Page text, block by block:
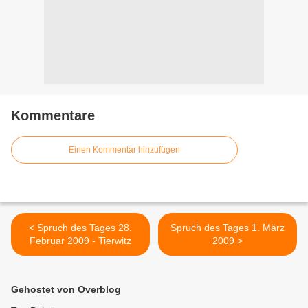
Kommentare
Einen Kommentar hinzufügen
< Spruch des Tages 28.
Februar 2009 - Tierwitz
Spruch des Tages 1. März
2009 >
Gehostet von Overblog